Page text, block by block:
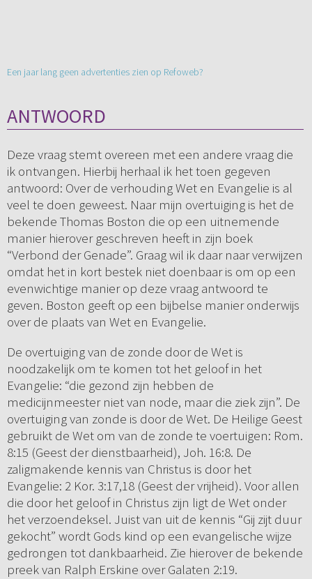
Een jaar lang geen advertenties zien op Refoweb?
ANTWOORD
Deze vraag stemt overeen met een andere vraag die
ik ontvangen. Hierbij herhaal ik het toen gegeven
antwoord: Over de verhouding Wet en Evangelie is al
veel te doen geweest. Naar mijn overtuiging is het de
bekende Thomas Boston die op een uitnemende
manier hierover geschreven heeft in zijn boek
“Verbond der Genade”. Graag wil ik daar naar verwijzen
omdat het in kort bestek niet doenbaar is om op een
evenwichtige manier op deze vraag antwoord te
geven. Boston geeft op een bijbelse manier onderwijs
over de plaats van Wet en Evangelie.
De overtuiging van de zonde door de Wet is
noodzakelijk om te komen tot het geloof in het
Evangelie: “die gezond zijn hebben de
medicijnmeester niet van node, maar die ziek zijn”. De
overtuiging van zonde is door de Wet. De Heilige Geest
gebruikt de Wet om van de zonde te voertuigen: Rom.
8:15 (Geest der dienstbaarheid), Joh. 16:8. De
zaligmakende kennis van Christus is door het
Evangelie: 2 Kor. 3:17,18 (Geest der vrijheid). Voor allen
die door het geloof in Christus zijn ligt de Wet onder
het verzoendeksel. Juist van uit de kennis “Gij zijt duur
gekocht” wordt Gods kind op een evangelische wijze
gedrongen tot dankbaarheid. Zie hierover de bekende
preek van Ralph Erskine over Galaten 2:19.